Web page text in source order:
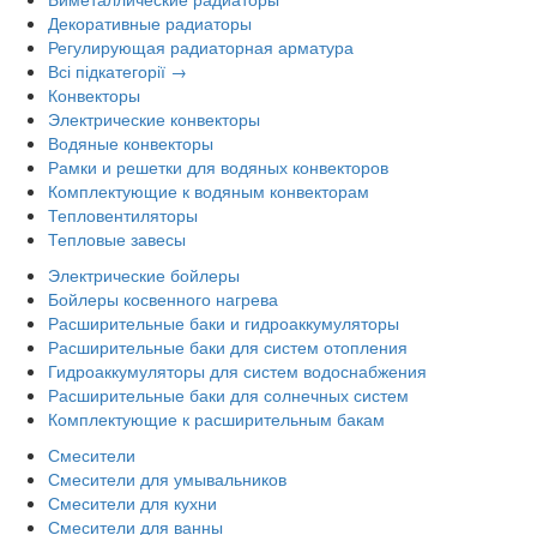
Декоративные радиаторы
Регулирующая радиаторная арматура
Всі підкатегорії →
Конвекторы
Электрические конвекторы
Водяные конвекторы
Рамки и решетки для водяных конвекторов
Комплектующие к водяным конвекторам
Тепловентиляторы
Тепловые завесы
Электрические бойлеры
Бойлеры косвенного нагрева
Расширительные баки и гидроаккумуляторы
Расширительные баки для систем отопления
Гидроаккумуляторы для систем водоснабжения
Расширительные баки для солнечных систем
Комплектующие к расширительным бакам
Смесители
Смесители для умывальников
Смесители для кухни
Смесители для ванны